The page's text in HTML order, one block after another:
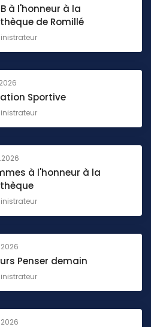
B à l'honneur à la
de Romillé
Sportive
à l'honneur à la
Penser demain